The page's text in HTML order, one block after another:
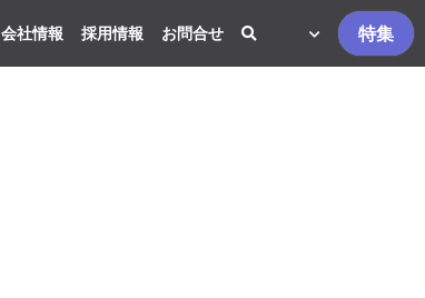
会社情報 採用情報 お問合せ 特集